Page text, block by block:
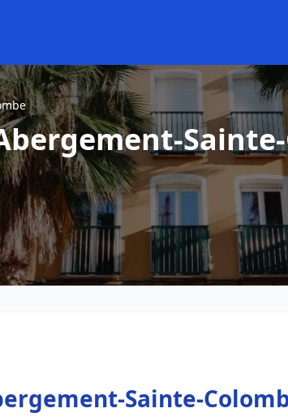
Sainte-